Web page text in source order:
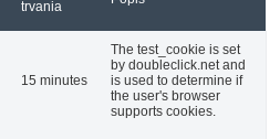
trvania
15 minutes
The test_cookie is set
by doubleclick.net and
is used to determine if
the user's browser
supports cookies.